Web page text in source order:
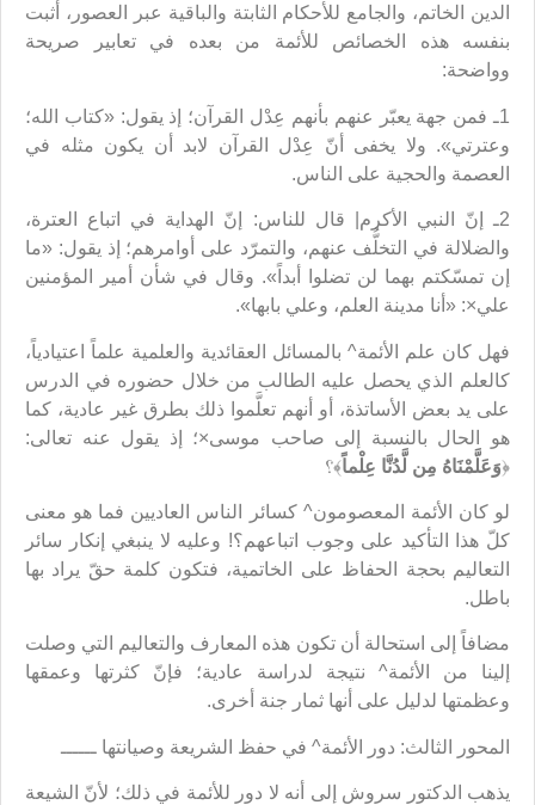
الدين الخاتم، والجامع للأحكام الثابتة والباقية عبر العصور، أثبت
بنفسه هذه الخصائص للأئمة من بعده في تعابير صريحة
وواضحة:
1ـ فمن جهة يعبّر عنهم بأنهم عِدْل القرآن؛ إذ يقول: «كتاب الله؛
وعترتي». ولا يخفى أنّ عِدْل القرآن لابد أن يكون مثله في
العصمة والحجية على الناس.
2ـ إنّ النبي الأكرم| قال للناس: إنّ الهداية في اتباع العترة،
والضلالة في التخلُّف عنهم، والتمرّد على أوامرهم؛ إذ يقول: «ما
إن تمسّكتم بهما لن تضلوا أبداً». وقال في شأن أمير المؤمنين
علي×: «أنا مدينة العلم، وعلي بابها».
فهل كان علم الأئمة^ بالمسائل العقائدية والعلمية علماً اعتيادياً،
كالعلم الذي يحصل عليه الطالب من خلال حضوره في الدرس
على يد بعض الأساتذة، أو أنهم تعلَّموا ذلك بطرق غير عادية، كما
هو الحال بالنسبة إلى صاحب موسى×؛ إذ يقول عنه تعالى:
﴿وَعَلَّمْنَاهُ مِن لَّدُنَّا عِلْماً﴾؟
لو كان الأئمة المعصومون^ كسائر الناس العاديين فما هو معنى
كلّ هذا التأكيد على وجوب اتباعهم؟! وعليه لا ينبغي إنكار سائر
التعاليم بحجة الحفاظ على الخاتمية، فتكون كلمة حقّ يراد بها
باطل.
مضافاً إلى استحالة أن تكون هذه المعارف والتعاليم التي وصلت
إلينا من الأئمة^ نتيجة لدراسة عادية؛ فإنّ كثرتها وعمقها
وعظمتها لدليل على أنها ثمار جنة أخرى.
المحور الثالث: دور الأئمة^ في حفظ الشريعة وصيانتها ــــــ
يذهب الدكتور سروش إلى أنه لا دور للأئمة في ذلك؛ لأنّ الشيعة